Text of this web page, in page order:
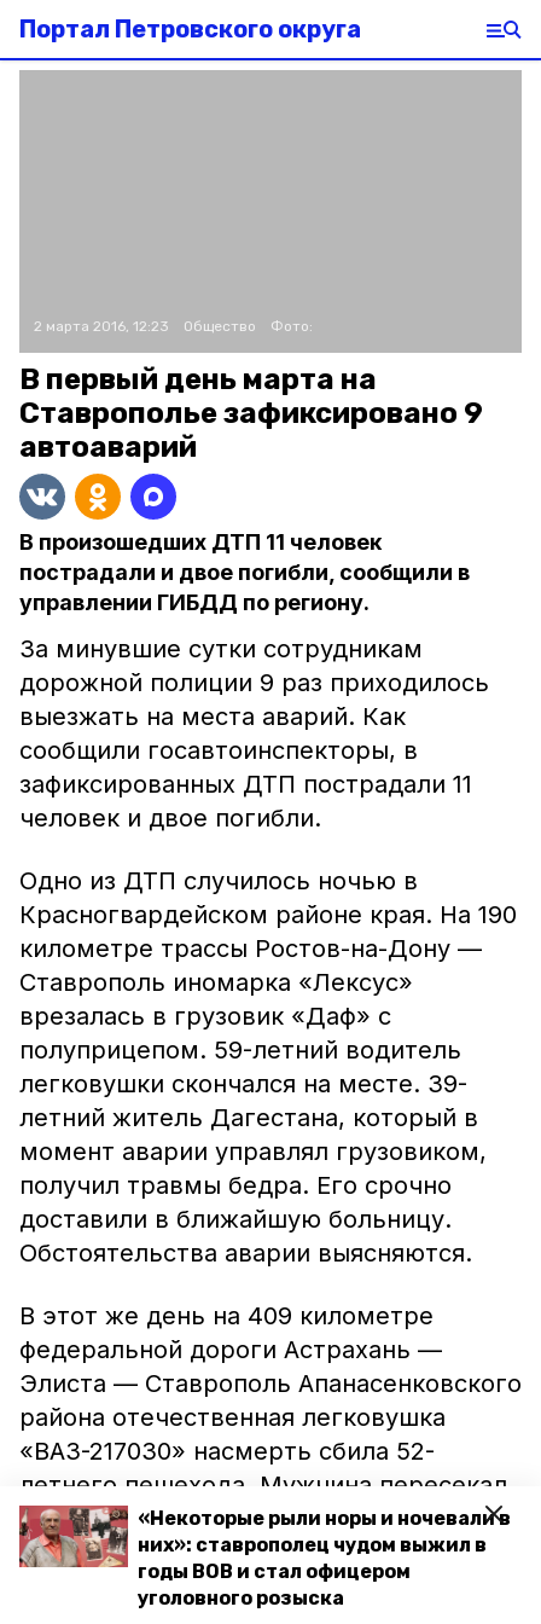
«Некоторые рыли норы и ночевали в
них»: ставрополец чудом выжил в
годы ВОВ и стал офицером
уголовного розыска
Портал Петровского округа
2 марта 2016, 12:23 Общество Фото:
В первый день марта на
Ставрополье зафиксировано 9
автоаварий
В произошедших ДТП 11 человек
пострадали и двое погибли, сообщили в
управлении ГИБДД по региону.
За минувшие сутки сотрудникам
дорожной полиции 9 раз приходилось
выезжать на места аварий. Как
сообщили госавтоинспекторы, в
зафиксированных ДТП пострадали 11
человек и двое погибли.
Одно из ДТП случилось ночью в
Красногвардейском районе края. На 190
километре трассы Ростов-на-Дону —
Ставрополь иномарка «Лексус»
врезалась в грузовик «Даф» с
полуприцепом. 59-летний водитель
легковушки скончался на месте. 39-
летний житель Дагестана, который в
момент аварии управлял грузовиком,
получил травмы бедра. Его срочно
доставили в ближайшую больницу.
Обстоятельства аварии выясняются.
В этот же день на 409 километре
федеральной дороги Астрахань —
Элиста — Ставрополь Апанасенковского
района отечественная легковушка
«ВАЗ-217030» насмерть сбила 52-
летнего пешехода. Мужчина пересекал
дорогу по нерегулируемому
пешеходному переходу в тёмное время
без световозвращающих элементов на